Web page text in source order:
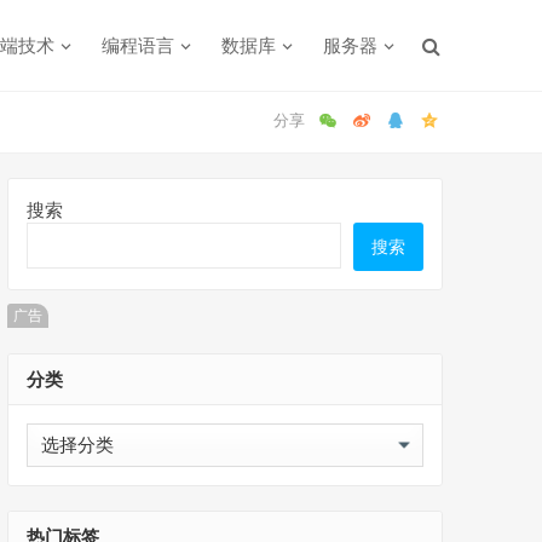
技术 编程语言 数据库 服务器
搜索
搜索
广告
分类
分
类
热门标签